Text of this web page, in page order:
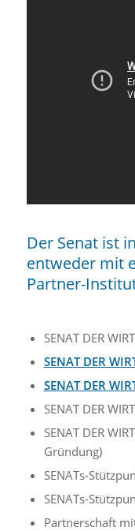
Der Senat ist
entweder mit
Partner-
SENAT DER
SENAT DER
SENAT DER
SENAT DER
SENAT DER
Gründung)
SENATs-
SENATs-
Partnerschaft